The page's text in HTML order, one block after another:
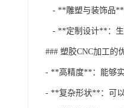
- **雕塑与装饰品**
- **定制设计**：生
### 塑胶CNC加工的
- **高精度**：能够
- **复杂形状**：可